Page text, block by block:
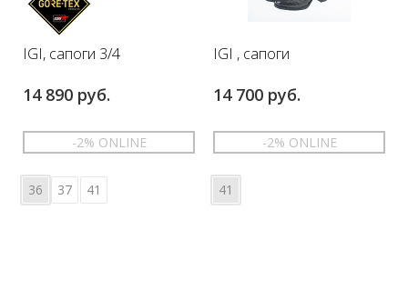
IGI, сапоги 3/4
14 890 руб.
-2% ONLINE
36 37 41
IGI , сапоги
14 700 руб.
-2% ONLINE
41